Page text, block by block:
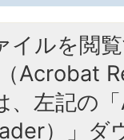
イルを閲
Acrobat
、左記の
）」ダ